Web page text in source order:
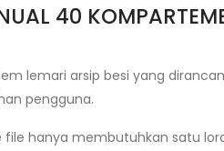
40
sistem lemari arsip besi yang
pengguna.
hanya membutuhkan satu